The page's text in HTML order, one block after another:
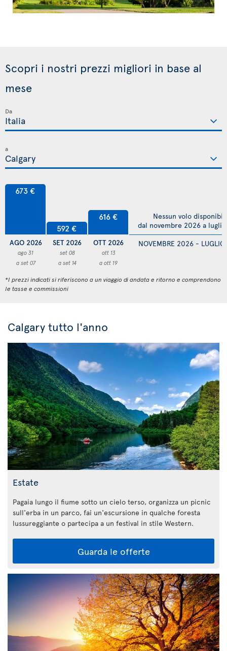
Scopri i nostri prezzi migliori in base al
mese
Da
a
673 €
AGO 2026
ago 31
a set 07
592 €
SET 2026
set 08
a set 14
616 €
OTT 2026
ott 13
a ott 19
NOVEMBRE 2026 -
Nessun volo
dal novembre 2026 a
*I prezzi indicati si riferiscono a un viaggio di andata e ritorno e comprendono
le tasse e commissioni
Calgary tutto l'anno
Estate
Pagaia lungo il fiume sotto un cielo terso, organizza un picnic
sull'erba in un parco, fai un'escursione in qualche foresta
lussureggiante o partecipa a un festival in stile Western.
Guarda le offerte